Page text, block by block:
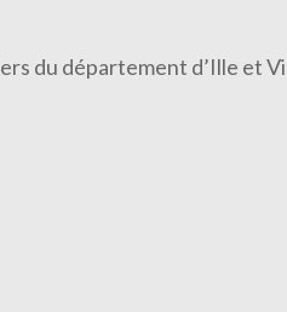
du département d’Ille et